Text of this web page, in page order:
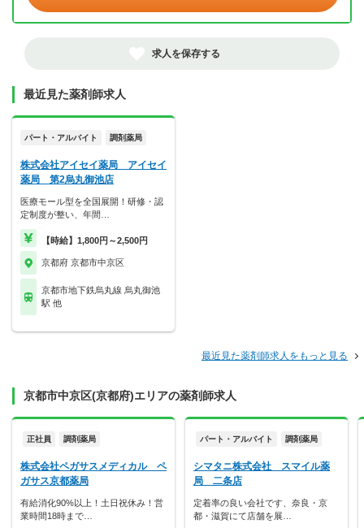
求人を保存する
最近見た薬剤師求人
パート・アルバイト 調剤薬局
株式会社アイセイ薬局 アイセイ
薬局 第2烏丸御池店
医療モール型を全国展開！研修・認
定制度が整い、年間…
【時給】1,800円～2,500円
京都府 京都市中京区
京都市地下鉄烏丸線 烏丸御池
駅 他
最近見た薬剤師求人をもっと見る
京都市中京区(京都府)エリアの薬剤師求人
正社員 調剤薬局
株式会社ペガサスメディカル ペ
ガサス京都薬局
有給消化90%以上！土日祝休み！営
業時間18時まで…
パート・アルバイト 調剤薬局
シマタニ株式会社 スマイル薬
局 二条店
定着率の良い会社です、奈良・京
都・滋賀にて店舗を展…